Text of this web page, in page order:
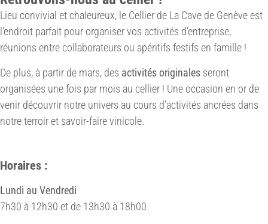
Lieu convivial et chaleureux, le Cellier de La Cave de Genève est
l’endroit parfait pour organiser vos activités d’entreprise,
réunions entre collaborateurs ou apéritifs festifs en famille !
De plus, à partir de mars, des activités originales seront
organisées une fois par mois au cellier ! Une occasion en or de
venir découvrir notre univers au cours d’activités ancrées dans
notre terroir et savoir-faire vinicole.
Horaires :
Lundi au Vendredi
7h30 à 12h30 et de 13h30 à 18h00